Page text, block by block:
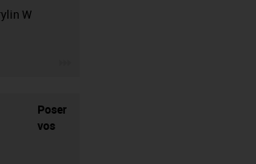
W
Poser
vos